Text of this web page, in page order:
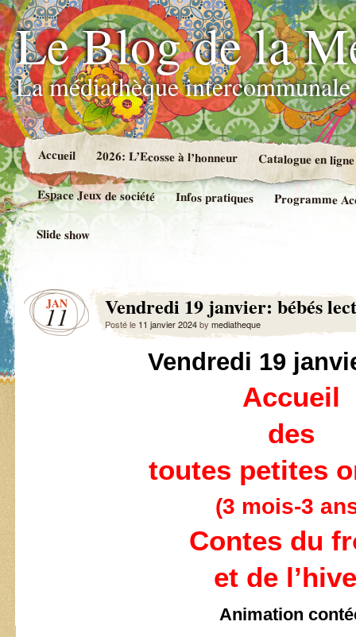
Le Blog de la
La médiathèque
Accueil 2026: L’Ecosse à l’honneur Catalogue en
Espace Jeux de société Infos pratiques Programme
Slide show
JAN
11 Vendredi 19 janvier: bébés
Posté le 11 janvier 2024by mediatheque
Vendredi 19
Accueil
des
toutes petites
(3 mois-3
Contes du
et de
Animation